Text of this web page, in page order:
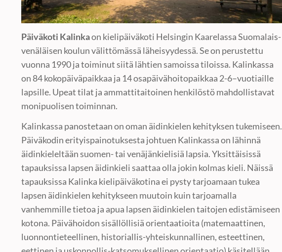
Päiväkoti Kalinkaon kielipäiväkoti Helsingin Kaarelassa Suomalais-
venäläisen koulun välittömässä läheisyydessä. Se on perustettu
vuonna 1990 ja toiminut siitä lähtien samoissa tiloissa. Kalinkassa
on 84 kokopäiväpaikkaa ja 14 osapäivähoitopaikkaa 2-6–vuotiaille
lapsille. Upeat tilat ja ammattitaitoinen henkilöstö mahdollistavat
monipuolisen toiminnan.
Kalinkassa panostetaan on oman äidinkielen kehityksen tukemiseen.
Päiväkodin erityispainotuksesta johtuen Kalinkassa on lähinnä
äidinkieleltään suomen- tai venäjänkielisiä lapsia. Yksittäisissä
tapauksissa lapsen äidinkieli saattaa olla jokin kolmas kieli. Näissä
tapauksissa Kalinka kielipäiväkotina ei pysty tarjoamaan tukea
lapsen äidinkielen kehitykseen muutoin kuin tarjoamalla
vanhemmille tietoa ja apua lapsen äidinkielen taitojen edistämiseen
kotona. Päivähoidon sisällöllisiä orientaatioita (matemaattinen,
luonnontieteellinen, historiallis-yhteiskunnallinen, esteettinen,